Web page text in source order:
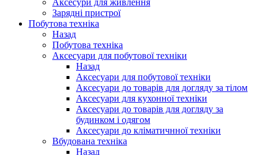
Аксесури для живлення
Зарядні пристрої
Побутова техніка
Назад
Побутова техніка
Аксесуари для побутової техніки
Назад
Аксесуари для побутової техніки
Аксесуари до товарів для догляду за тілом
Аксесуари для кухонної техніки
Аксесуари до товарів для догляду за
будинком і одягом
Аксесуари до кліматичнної техніки
Вбудована техніка
Назад